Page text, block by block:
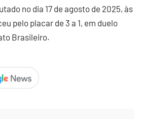
no dia 17 de agosto de 2025, às
pelo placar de 3 a 1, em duelo
Brasileiro.